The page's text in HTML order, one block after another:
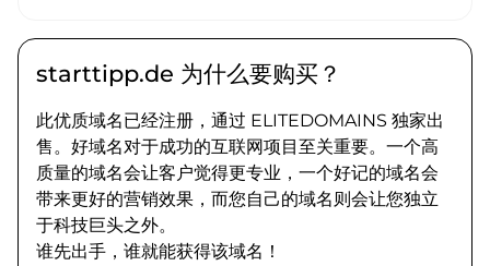
starttipp.de 为什么要购买？
此优质域名已经注册，通过 ELITEDOMAINS 独家出
售。好域名对于成功的互联网项目至关重要。一个高
质量的域名会让客户觉得更专业，一个好记的域名会
带来更好的营销效果，而您自己的域名则会让您独立
于科技巨头之外。
谁先出手，谁就能获得该域名！